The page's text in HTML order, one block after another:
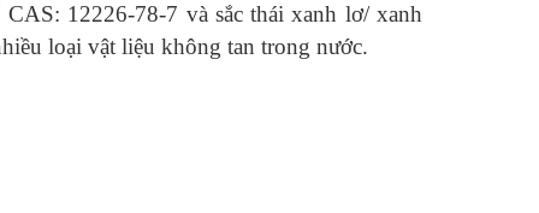
12226-78-7 và sắc thái xanh lơ/ xanh
loại vật liệu không tan trong nước.